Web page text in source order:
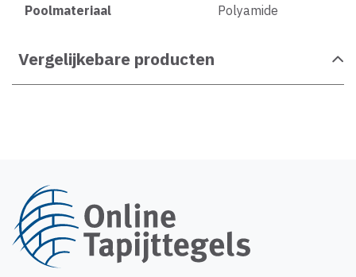
Poolmateriaal
Polyamide
Vergelijkebare producten